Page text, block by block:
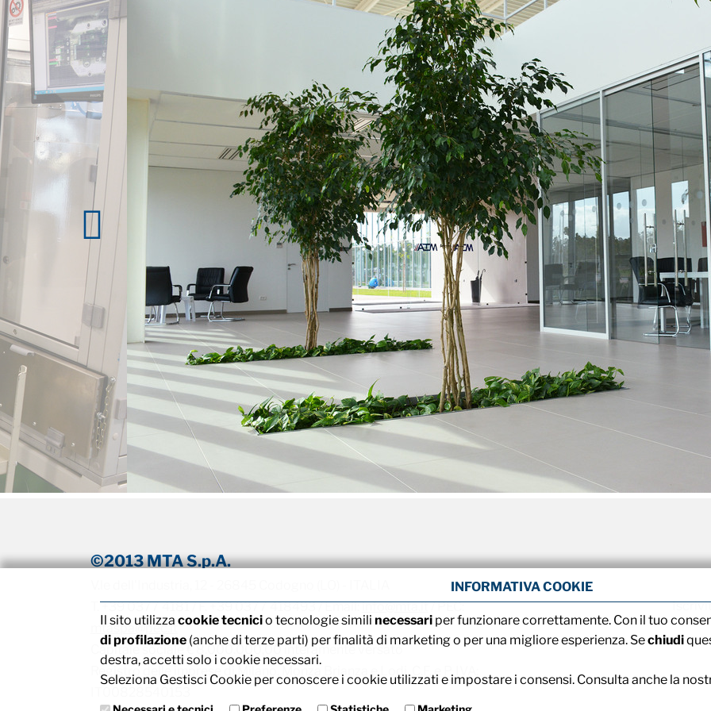
Previous
©2013 MTA S.p.A.
T. +39 0377 4181 / F. +39 0377 418493 / Email:info@mta.it/ PEC:
mtaspa@pec.it
Capitale sociale € 8.000.000,00 interamente versato
Registro delle imprese di Milano, Monza Brianza e Lodi, C.F. e P. IVA:
INFORMATIVA COOKIE
Il sito utilizza cookie tecnicio tecnologie simili necessari per funzionare correttamente. Con il tuo
di profilazione (anche di terze parti) per finalità di marketing o per una migliore esperienza. Sechiudi
destra, accetti solo i cookie necessari.
Seleziona Gestisci Cookie per conoscere i cookie utilizzati e impostare i consensi. Consulta anche la